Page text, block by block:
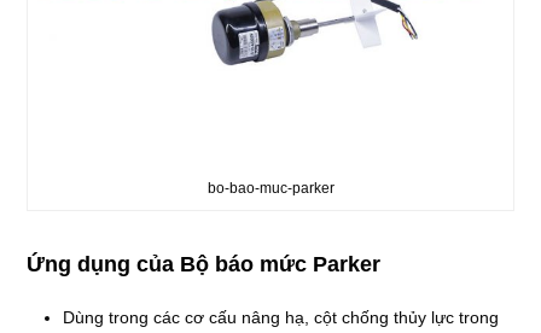
bo-bao-muc-parker
Ứng dụng của Bộ báo mức Parker
Dùng trong các cơ cấu nâng hạ, cột chống thủy lực trong